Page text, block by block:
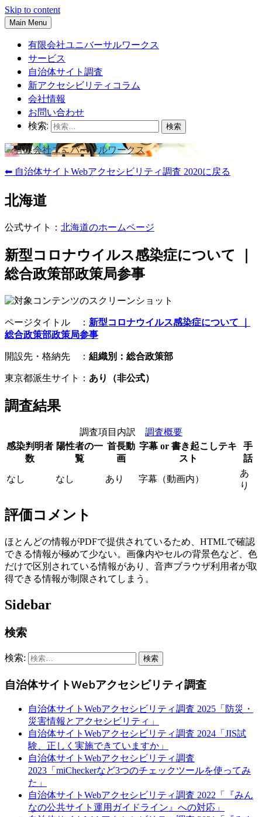
Skip to content
Main Menu
有限会社ユニバーサルワークス
サービス
自治体サイト調査
新アクセシビリティコラム
会社情報
お問い合わせ
検索:
⬅ 自治体サイトWebアクセシビリティ調査 2020に戻る
北海道
公式サイト： 北海道のホームページ
新型コロナウイルス感染症について ｜
総合政策部政策局参事
ページタイトル ： 新型コロナウイルス感染症について ｜
総合政策部政策局参事
開設先・格納先 ： 組織別：総合政策部
東京都派生サイト： あり（非公式）
調査結果
調査項目内訳 調査概要
感染判明者
数
陽性者の一
覧
首長動
画
字幕 or 書き起こしテキ
スト
手
話
なし なし あり 字幕（動画内）
あ
り
評価コメント
ほとんどの情報がPDFで提供されているため、HTMLで確認
できる情報が極めて少ない。画像内やセルの背景色など、色
だけで区別されている情報があり、音声ブラウザ利用者が取
得できる情報が制限されてしまう。
Sidebar
検索
検索:
自治体サイトWebアクセシビリティ調査
自治体サイトWebアクセシビリティ調査 2025「防災・
災害情報とアクセシビリティ」
自治体サイトWebアクセシビリティ調査 2024「JIS試
験、正しく実施できていますか」
自治体サイトWebアクセシビリティ調査
2023「miCheckerなど3つのチェックツールを使ってみ
た」
自治体サイトWebアクセシビリティ調査 2022「『みん
なの公共サイト運用ガイドライン』への対応」